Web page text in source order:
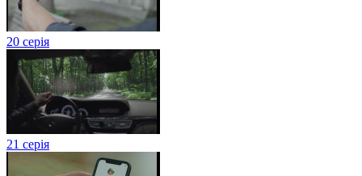
20 серія
21 серія